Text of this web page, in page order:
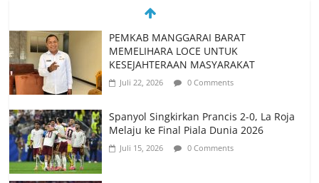
Spanyol Singkirkan Prancis 2-0, La Roja
Melaju ke Final Piala Dunia 2026
Juli 15, 2026 0 Comments
Perebutkan Tiket Final Piala Dunia 2026